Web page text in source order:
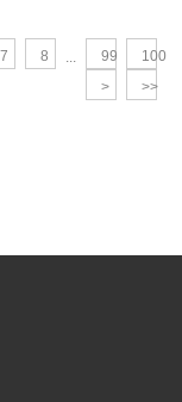
7 8 ... 99
100
>
>>